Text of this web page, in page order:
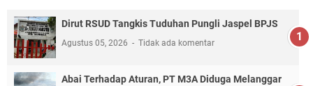
Dirut RSUD Tangkis Tuduhan Pungli Jaspel BPJS
Agustus 05, 2026 Tidak ada komentar
Abai Terhadap Aturan, PT M3A Diduga Melanggar